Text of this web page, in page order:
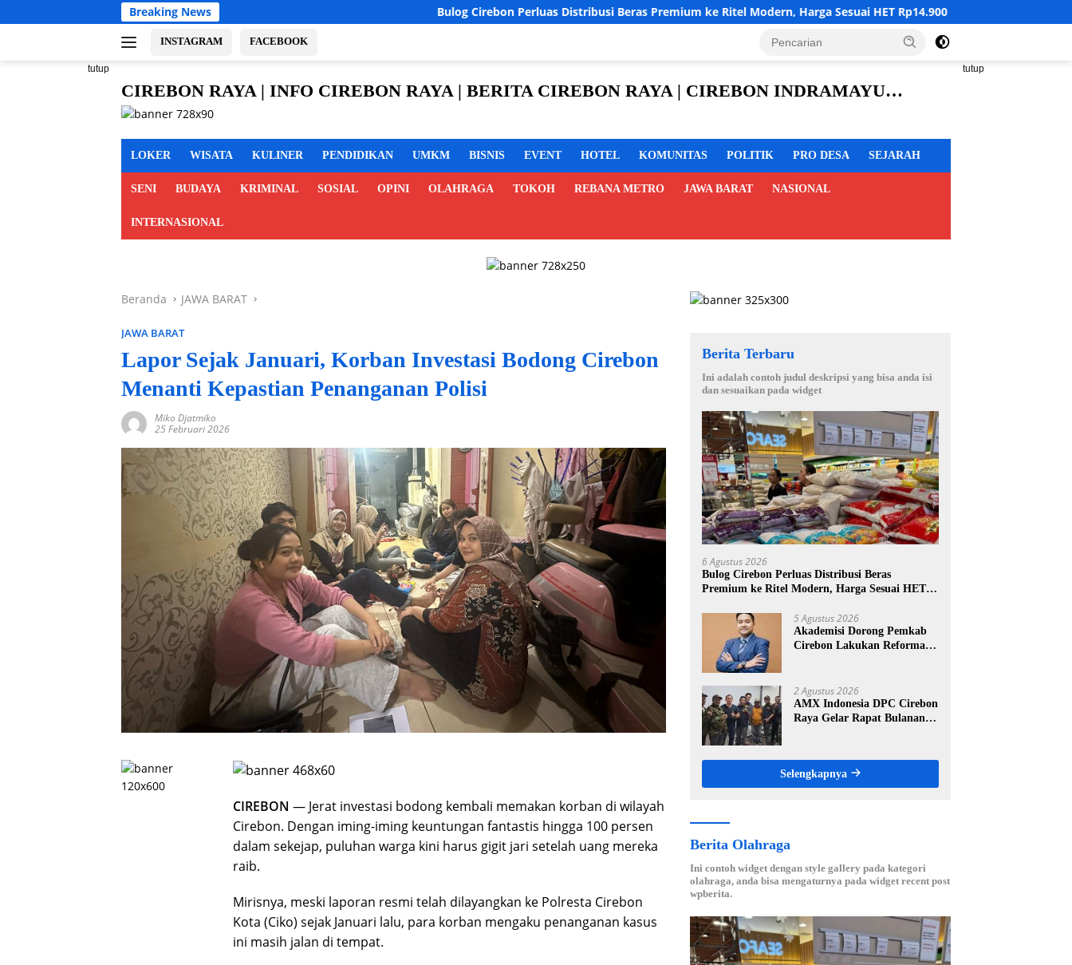
ke
Breaking News Bulog Cirebon Perluas Distribusi Beras Premium ke Ritel Modern, Harga Sesuai HET Rp14.900 per Kilogram
INSTAGRAM FACEBOOK
tutup tutup
CIREBON RAYA | INFO CIREBON RAYA | BERITA CIREBON RAYA | CIREBON INDRAMAYU
MAJALENGKA KUNINGAN
cirebon
info
raya,
cirebon
kuningan
LOKER WISATA KULINER PENDIDIKAN UMKM BISNIS EVENT HOTEL KOMUNITAS POLITIK PRO DESA SEJARAH
SENI BUDAYA KRIMINAL SOSIAL OPINI OLAHRAGA TOKOH REBANA METRO JAWA BARAT NASIONAL
INTERNASIONAL
Beranda JAWA BARAT
JAWA BARAT
Lapor Sejak Januari, Korban Investasi Bodong Cirebon
Menanti Kepastian Penanganan Polisi
Miko Djatmiko
25 Februari 2026
CIREBON — Jerat investasi bodong kembali memakan korban di wilayah
Cirebon. Dengan iming-iming keuntungan fantastis hingga 100 persen
dalam sekejap, puluhan warga kini harus gigit jari setelah uang mereka
raib.
Mirisnya, meski laporan resmi telah dilayangkan ke Polresta Cirebon
Kota (Ciko) sejak Januari lalu, para korban mengaku penanganan kasus
ini masih jalan di tempat.
Berita Terbaru
Ini adalah contoh judul deskripsi yang bisa anda isi
dan sesuaikan pada widget
6 Agustus 2026
Bulog Cirebon Perluas Distribusi Beras
Premium ke Ritel Modern, Harga Sesuai HET
5 Agustus 2026
Akademisi Dorong Pemkab
Cirebon Lakukan Reformasi
2 Agustus 2026
AMX Indonesia DPC Cirebon
Raya Gelar Rapat Bulanan,
dan Elegan
Selengkapnya
Berita Olahraga
Ini contoh widget dengan style gallery pada kategori
olahraga, anda bisa mengaturnya pada widget recent post
wpberita.